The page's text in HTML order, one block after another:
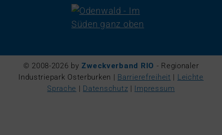
© 2008-2026 by Zweckverband RIO - Regionaler
Industriepark Osterburken | Barrierefreiheit | Leichte
Sprache | Datenschutz | Impressum